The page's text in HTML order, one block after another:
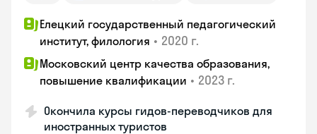
Елецкий государственный педагогический
институт, филология • 2020 г.
Московский центр качества образования,
повышение квалификации • 2023 г.
Окончила курсы гидов-переводчиков для
иностранных туристов